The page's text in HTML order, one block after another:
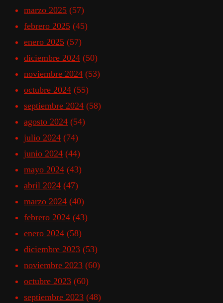
marzo 2025 (57)
febrero 2025 (45)
enero 2025 (57)
diciembre 2024 (50)
noviembre 2024 (53)
octubre 2024 (55)
septiembre 2024 (58)
agosto 2024 (54)
julio 2024 (74)
junio 2024 (44)
mayo 2024 (43)
abril 2024 (47)
marzo 2024 (40)
febrero 2024 (43)
enero 2024 (58)
diciembre 2023 (53)
noviembre 2023 (60)
octubre 2023 (60)
septiembre 2023 (48)